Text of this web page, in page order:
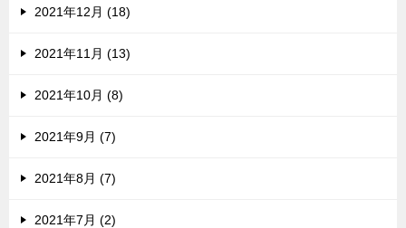
2021年12月 (18)
2021年11月 (13)
2021年10月 (8)
2021年9月 (7)
2021年8月 (7)
2021年7月 (2)